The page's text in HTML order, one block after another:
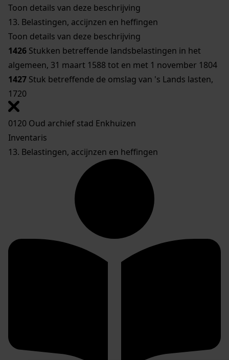
Toon details van deze beschrijving
13. Belastingen, accijnzen en heffingen
Toon details van deze beschrijving
1426 Stukken betreffende landsbelastingen in het
algemeen, 31 maart 1588 tot en met 1 november 1804
1427 Stuk betreffende de omslag van 's Lands lasten,
1720
0120 Oud archief stad Enkhuizen
Inventaris
13. Belastingen, accijnzen en heffingen